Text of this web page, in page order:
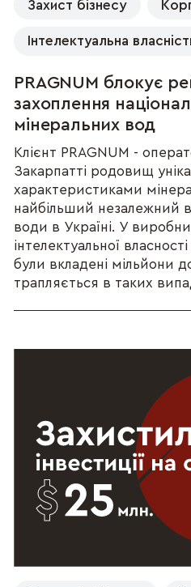
Захист бізнесу
Інтелектуальна
PRAGNUM блокує
захоплення
мінеральних вод
Клієнт PRAGNUM -
Закарпатті родовищ
характеристиками
найбільший незалежний
води в Україні. У
інтелектуальної
були вкладені мільйони
трапляється в таких